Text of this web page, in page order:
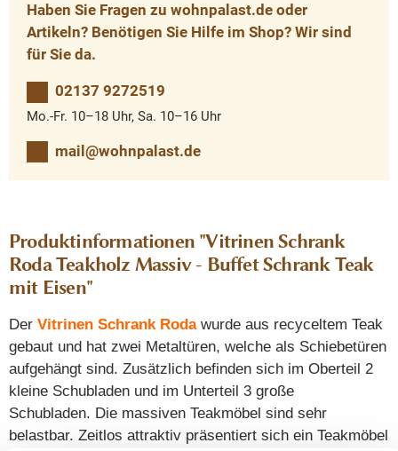
Haben Sie Fragen zu wohnpalast.de oder
Artikeln? Benötigen Sie Hilfe im Shop? Wir sind
für Sie da.
02137 9272519
Mo.-Fr. 10–18 Uhr, Sa. 10–16 Uhr
mail@wohnpalast.de
Produktinformationen "Vitrinen Schrank
Roda Teakholz Massiv - Buffet Schrank Teak
mit Eisen"
Der Vitrinen Schrank Rodawurde aus recyceltem Teak
gebaut und hat zwei Metaltüren, welche als Schiebetüren
aufgehängt sind. Zusätzlich befinden sich im Oberteil 2
kleine Schubladen und im Unterteil 3 große
Schubladen. Die massiven Teakmöbel sind sehr
belastbar. Zeitlos attraktiv präsentiert sich ein Teakmöbel